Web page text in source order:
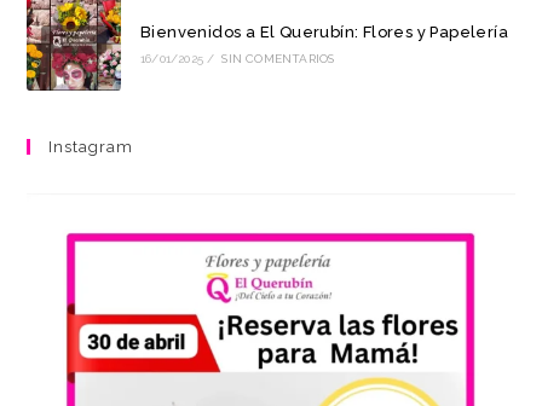
Bienvenidos a El Querubín: Flores y Papelería
16/01/2025 / SIN COMENTARIOS
Instagram